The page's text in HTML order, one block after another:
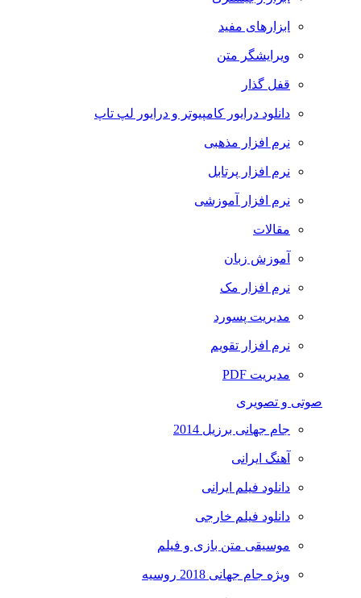
ابزارهای مفید
ویرایشگر متن
قفل گذار
دانلود درایور کامپیوتر و درایور لپ تاپ
نرم افزار مذهبی
نرم افزار پرتابل
نرم افزار آموزشی
مقالات
آموزش زبان
نرم افزار مک
مدیریت پسورد
نرم افزار تقویم
مدیریت PDF
صوتی و تصویری
جام جهانی برزیل 2014
آهنگ ایرانی
دانلود فیلم ایرانی
دانلود فیلم خارجی
موسیقی متن بازی و فیلم
ویژه جام جهانی 2018 روسیه